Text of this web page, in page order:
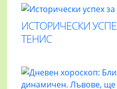
ИСТОРИЧЕСКИ
ТЕНИС